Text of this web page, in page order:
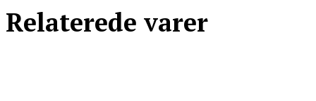
Relaterede varer